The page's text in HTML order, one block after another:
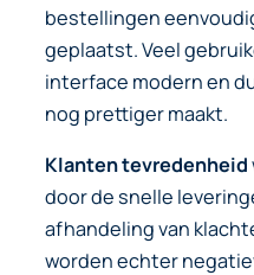
bestellingen
geplaatst.Veel
interface modern en
nog prettiger maakt.
Klanten tevredenheid
door de snelle
afhandeling van
worden echter